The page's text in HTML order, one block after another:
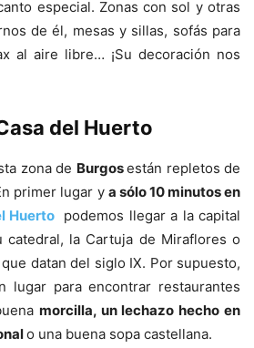
especial. Zonas con sol y otras
de él, mesas y sillas, sofás para
al aire libre… ¡Su decoración nos
del Huerto
zona de Burgosestán repletos de
primer lugar y a sólo 10 minutos en
Huerto podemos llegar a la capital
catedral, la Cartuja de Miraflores o
datan del siglo IX. Por supuesto,
lugar para encontrar restaurantes
morcilla, un lechazo hecho en
o una buena sopa castellana.